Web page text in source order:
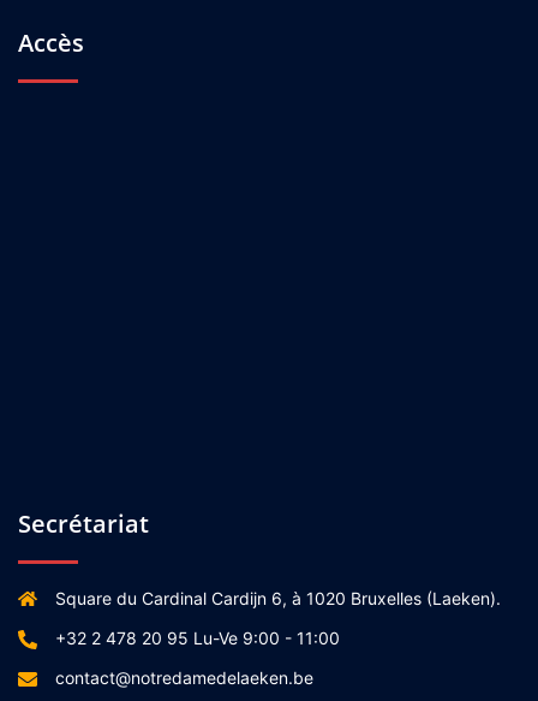
Accès
Secrétariat
Square du Cardinal Cardijn 6, à 1020 Bruxelles (Laeken).
+32 2 478 20 95 Lu-Ve 9:00 - 11:00
contact@notredamedelaeken.be